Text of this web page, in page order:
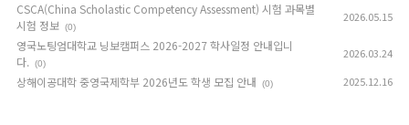
CSCA(China Scholastic Competency Assessment) 시험 과목별
시험 정보 (0)
2026.05.15
영국노팅엄대학교 닝보캠퍼스 2026-2027 학사일정 안내입니
다.
(0)
2026.03.24
상해이공대학 중영국제학부 2026년도 학생 모집 안내 (0) 2025.12.16